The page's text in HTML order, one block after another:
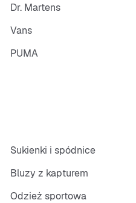
Dr. Martens
Vans
PUMA
Sukienki i spódnice
Bluzy z kapturem
Odzież sportowa